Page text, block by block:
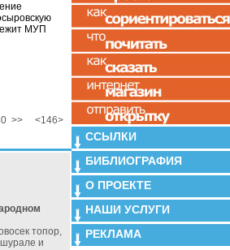
МУП
>> <146>
топор,
и
ССЫЛКИ
БИБЛИОГРАФИЯ
О ПРОЕКТЕ
НАШИ УСЛУГИ
РЕКЛАМА